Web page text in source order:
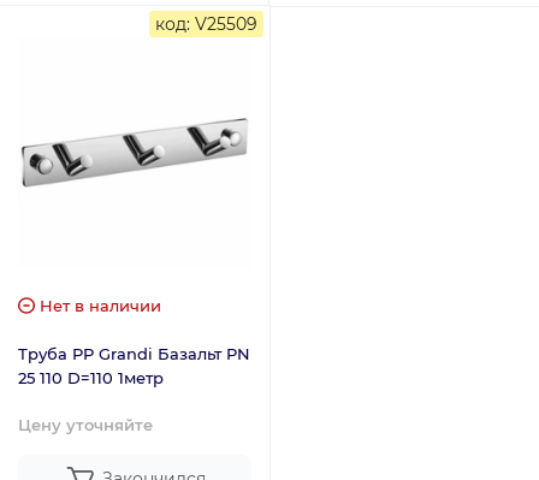
код: V25509
Нет в наличии
Тpуба PP Grandi Базальт PN
25 110 D=110 1метр
Цену уточняйте